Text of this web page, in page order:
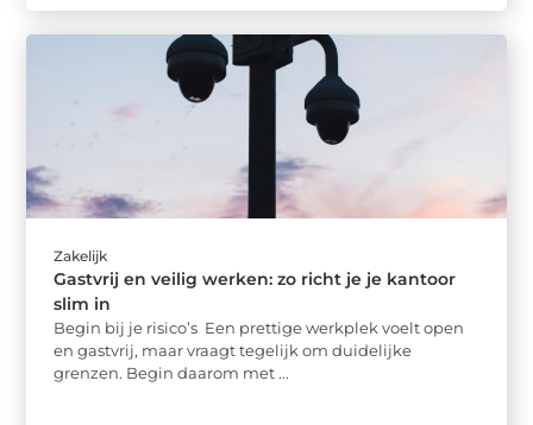
Zakelijk
Gastvrij en veilig werken: zo richt je je kantoor
slim in
Begin bij je risico’s Een prettige werkplek voelt open
en gastvrij, maar vraagt tegelijk om duidelijke
grenzen. Begin daarom met ...